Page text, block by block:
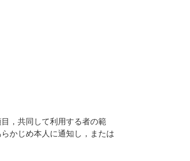
，共同して利用する者の範
かじめ本人に通知し，または